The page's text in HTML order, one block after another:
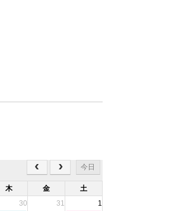
今日
木 金
土
30 31 1